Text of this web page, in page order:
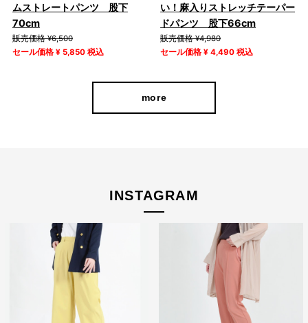
ムストレートパンツ 股下
70cm
販売価格 ¥6,500
セール価格 ¥ 5,850 税込
い！麻入りストレッチテーパー
ドパンツ 股下66cm
販売価格 ¥4,980
セール価格 ¥ 4,490 税込
more
INSTAGRAM